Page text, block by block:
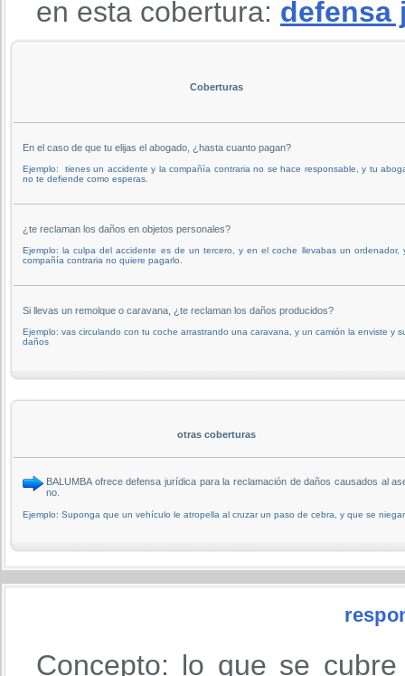
en esta cobertura: defensa
Coberturas
En el caso de que tu elijas el abogado, ¿hasta cuanto pagan?
Ejemplo: tienes un accidente y la compañía contraria no se hace responsable, y tu
no te defiende como esperas.
¿te reclaman los daños en objetos personales?
Ejemplo: la culpa del accidente es de un tercero, y en el coche llevabas un ordenador,
compañía contraria no quiere pagarlo.
Si llevas un remolque o caravana, ¿te reclaman los daños producidos?
Ejemplo: vas circulando con tu coche arrastrando una caravana, y un camión la enviste y
daños
otras coberturas
BALUMBA ofrece defensa jurídica para la reclamación de daños causados al
no.
Ejemplo: Suponga que un vehículo le atropella al cruzar un paso de cebra, y que se
Concepto: lo que se